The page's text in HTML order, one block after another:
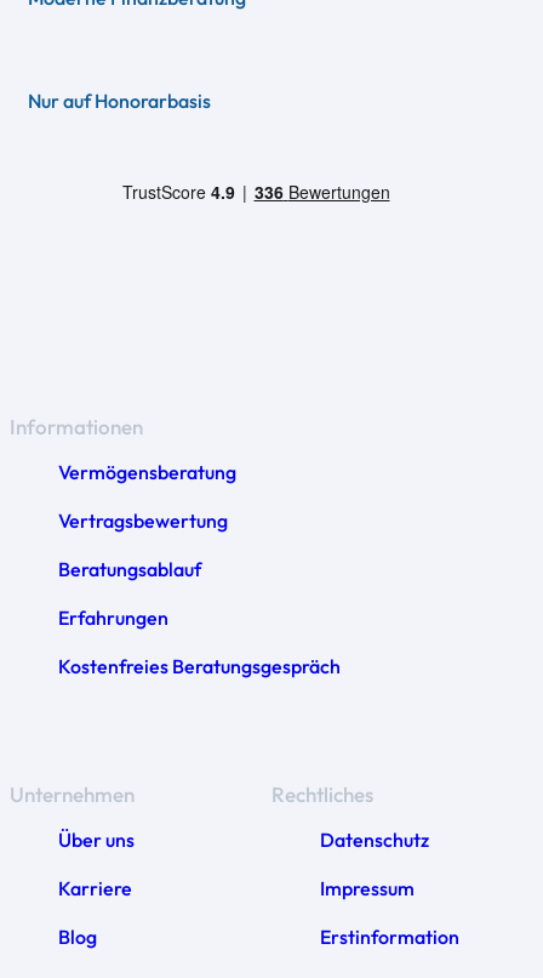
Nur auf Honorarbasis
Informationen
Vermögensberatung
Vertragsbewertung
Beratungsablauf
Erfahrungen
Kostenfreies Beratungsgespräch
Unternehmen
Über uns
Karriere
Blog
Rechtliches
Datenschutz
Impressum
Erstinformation